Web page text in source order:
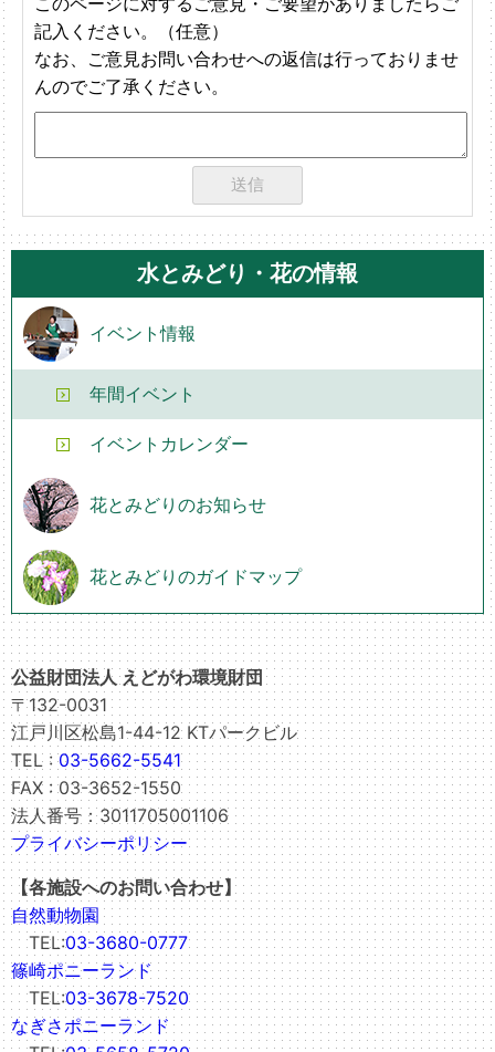
記入ください。（任意）
なお、ご意見お問い合わせへの返信は行っておりませ
んのでご了承ください。
水とみどり・花の情報
イベント情報
年間イベント
イベントカレンダー
花とみどりのお知らせ
花とみどりのガイドマップ
公益財団法人 えどがわ環境財団
〒132-0031
江戸川区松島1-44-12 KTパークビル
TEL :03-5662-5541
FAX : 03-3652-1550
法人番号：3011705001106
プライバシーポリシー
【各施設へのお問い合わせ】
自然動物園
TEL:03-3680-0777
篠崎ポニーランド
TEL:03-3678-7520
なぎさポニーランド